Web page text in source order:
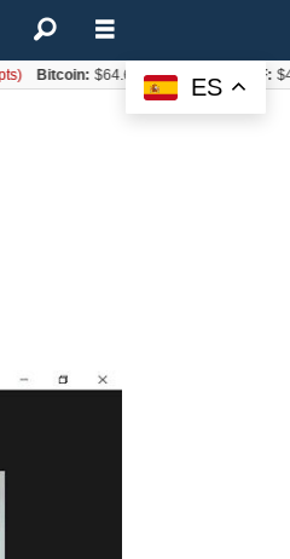
ES
$64.600,08 (+2.93%)